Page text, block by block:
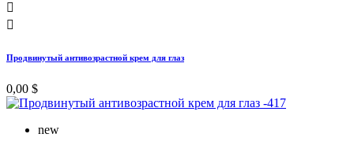


Продвинутый антивозрастной крем для глаз
0,00 $
new